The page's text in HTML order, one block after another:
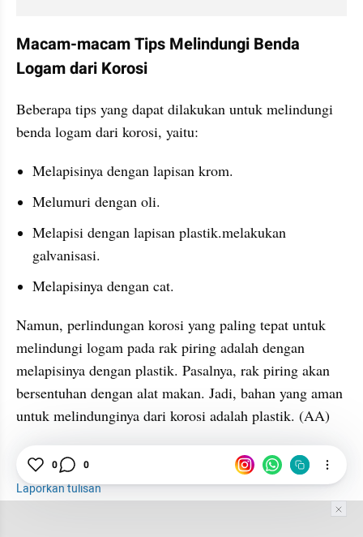
Macam-macam Tips Melindungi Benda
Logam dari Korosi
Beberapa tips yang dapat dilakukan untuk melindungi
benda logam dari korosi, yaitu:
Melapisinya dengan lapisan krom.
Melumuri dengan oli.
Melapisi dengan lapisan plastik.melakukan
galvanisasi.
Melapisinya dengan cat.
Namun, perlindungan korosi yang paling tepat untuk
melindungi logam pada rak piring adalah dengan
melapisinya dengan plastik. Pasalnya, rak piring akan
bersentuhan dengan alat makan. Jadi, bahan yang aman
untuk melindunginya dari korosi adalah plastik. (AA)
Tips Plastik
Laporkan tulisan
0 0